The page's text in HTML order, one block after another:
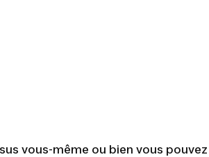
vous-même ou bien vous